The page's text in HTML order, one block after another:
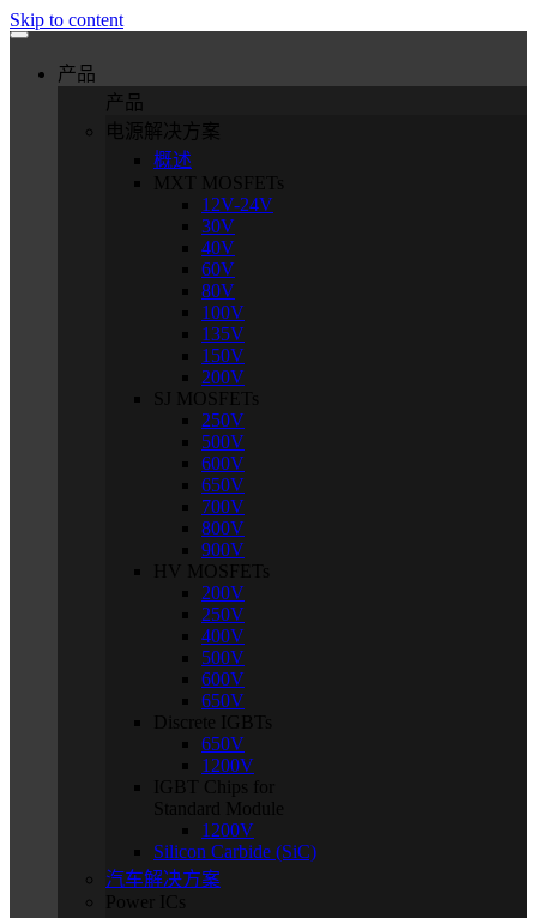
Skip to content
产品
产品
电源解决方案
概述
MXT MOSFETs
12V-24V
30V
40V
60V
80V
100V
135V
150V
200V
SJ MOSFETs
250V
500V
600V
650V
700V
800V
900V
HV MOSFETs
200V
250V
400V
500V
600V
650V
Discrete IGBTs
650V
1200V
IGBT Chips for
Standard Module
1200V
Silicon Carbide (SiC)
汽车解决方案
Power ICs